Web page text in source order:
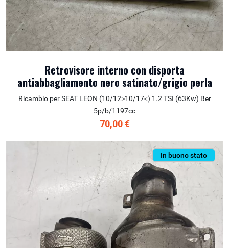
Retrovisore interno con disporta
antiabbagliamento nero satinato/grigio perla
Ricambio per SEAT LEON (10/12>10/17<) 1.2 TSI (63Kw) Ber
5p/b/1197cc
70,00 €
In buono stato